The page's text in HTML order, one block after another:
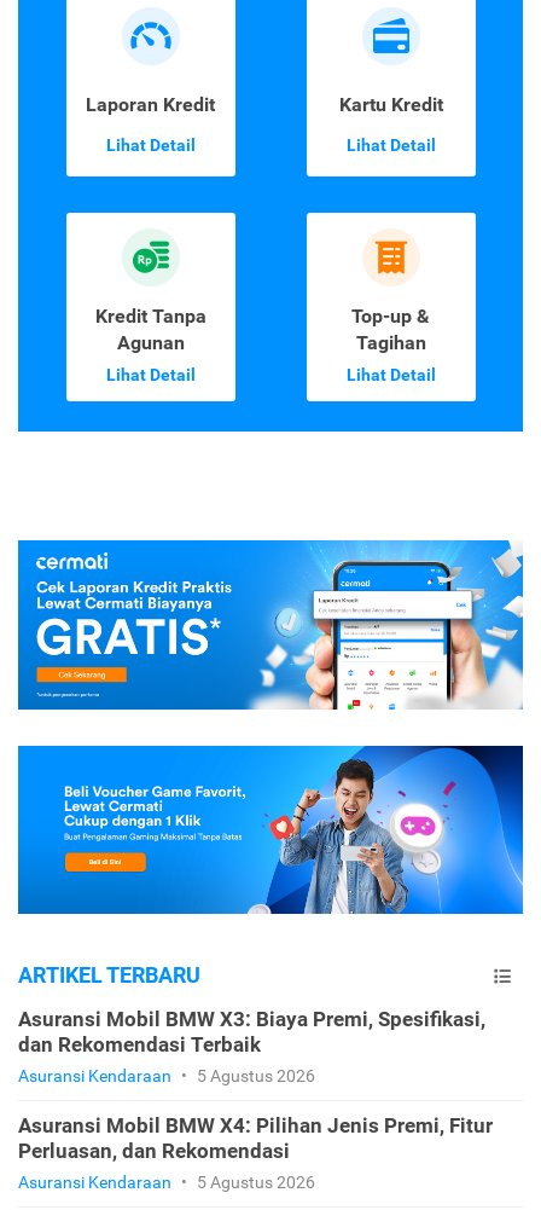
Laporan Kredit
Lihat Detail
Kartu Kredit
Lihat Detail
Kredit Tanpa
Agunan
Lihat Detail
Top-up &
Tagihan
Lihat Detail
ARTIKEL TERBARU
Asuransi Mobil BMW X3: Biaya Premi, Spesifikasi,
dan Rekomendasi Terbaik
Asuransi Kendaraan • 5 Agustus 2026
Asuransi Mobil BMW X4: Pilihan Jenis Premi, Fitur
Perluasan, dan Rekomendasi
Asuransi Kendaraan • 5 Agustus 2026